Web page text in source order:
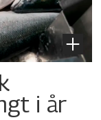
i år